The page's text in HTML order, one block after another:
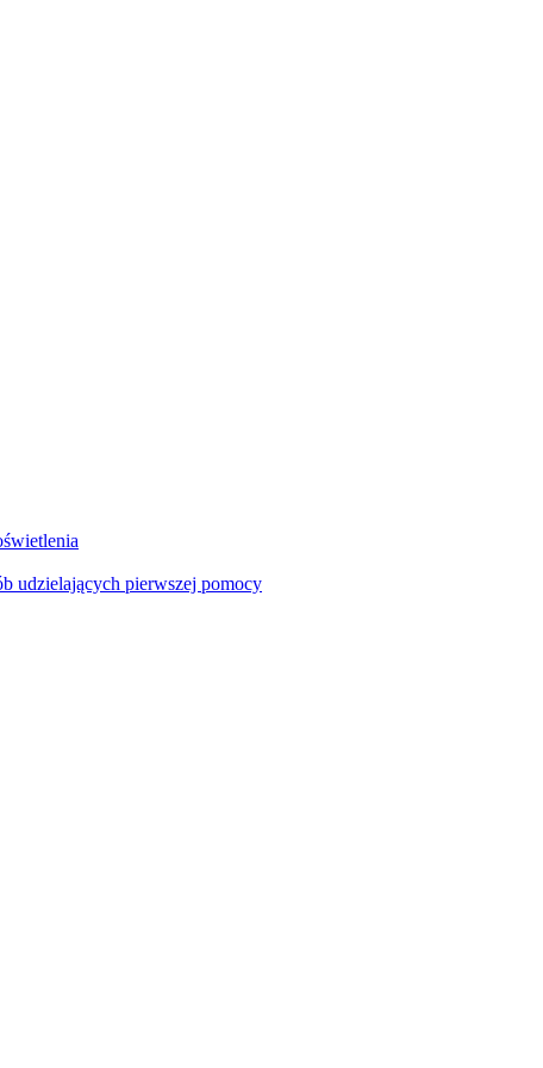
udzielających pierwszej pomocy